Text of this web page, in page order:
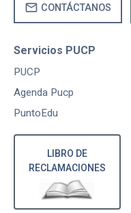
mail CONTÁCTANOS
Servicios PUCP
PUCP
Agenda Pucp
PuntoEdu
LIBRO DE
RECLAMACIONES